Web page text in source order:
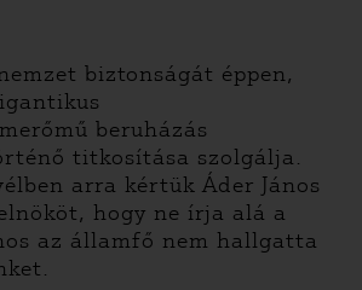
biztonságát éppen,
beruházás
titkosítása szolgálja.
arra kértük Áder János
hogy ne írja alá a
az államfő nem hallgatta